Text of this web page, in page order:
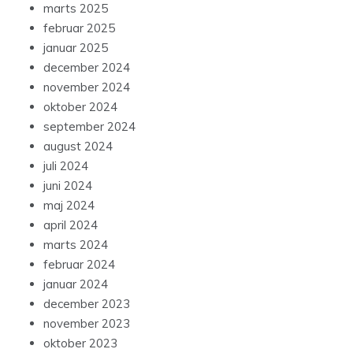
marts 2025
februar 2025
januar 2025
december 2024
november 2024
oktober 2024
september 2024
august 2024
juli 2024
juni 2024
maj 2024
april 2024
marts 2024
februar 2024
januar 2024
december 2023
november 2023
oktober 2023